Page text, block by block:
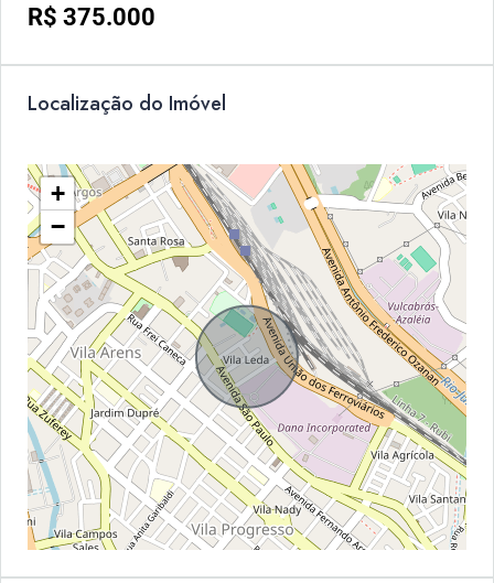
R$ 375.000
Localização do Imóvel
+
−